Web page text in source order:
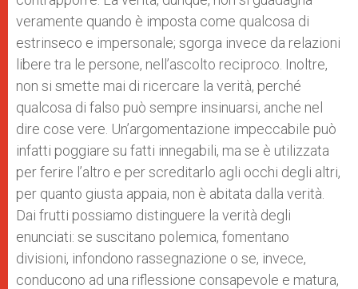
veramente quando è imposta come qualcosa di
estrinseco e impersonale; sgorga invece da relazioni
libere tra le persone, nell’ascolto reciproco. Inoltre,
non si smette mai di ricercare la verità, perché
qualcosa di falso può sempre insinuarsi, anche nel
dire cose vere. Un’argomentazione impeccabile può
infatti poggiare su fatti innegabili, ma se è utilizzata
per ferire l’altro e per screditarlo agli occhi degli altri,
per quanto giusta appaia, non è abitata dalla verità.
Dai frutti possiamo distinguere la verità degli
enunciati: se suscitano polemica, fomentano
divisioni, infondono rassegnazione o se, invece,
conducono ad una riflessione consapevole e matura,